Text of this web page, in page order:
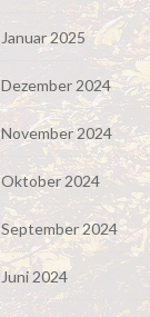
Januar 2025
Dezember 2024
November 2024
Oktober 2024
September 2024
Juni 2024